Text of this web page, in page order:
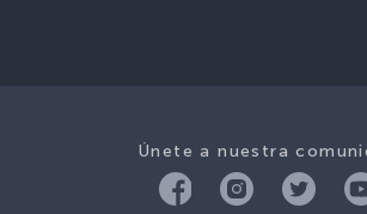
Únete a nuestra